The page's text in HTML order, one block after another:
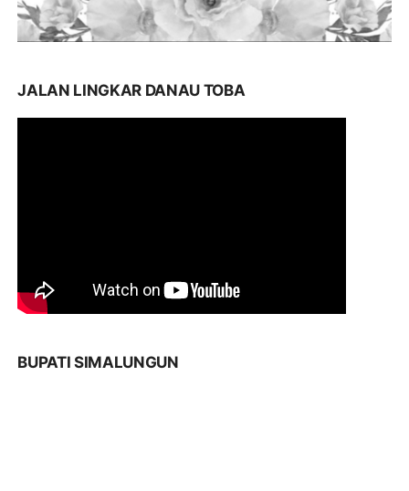
JALAN LINGKAR DANAU TOBA
BUPATI SIMALUNGUN